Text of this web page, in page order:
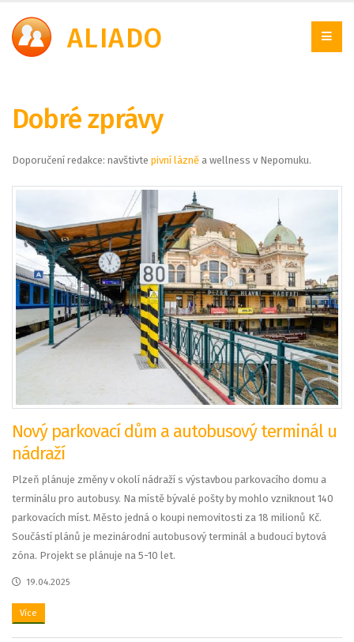
ALIADO
Dobré zprávy
Doporučení redakce: navštivte pivní lázně a wellness v Nepomuku.
Nový parkovací dům a autobusový terminál u
nádraží
Plzeň plánuje změny v okolí nádraží s výstavbou parkovacího domu a
terminálu pro autobusy. Na místě bývalé pošty by mohlo vzniknout 140
parkovacích míst. Město jedná o koupi nemovitosti za 18 milionů Kč.
Součástí plánů je mezinárodní autobusový terminál a budoucí bytová
zóna. Projekt se plánuje na 5-10 let.
19.04.2025
Více